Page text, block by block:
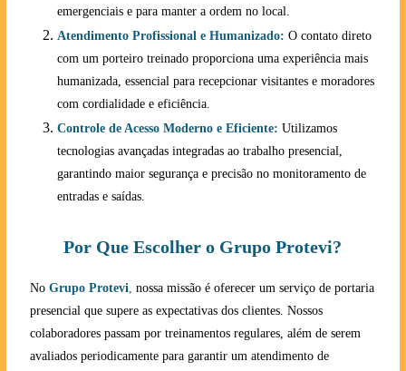
emergenciais e para manter a ordem no local.
Atendimento Profissional e Humanizado: O contato direto
com um porteiro treinado proporciona uma experiência mais
humanizada, essencial para recepcionar visitantes e moradores
com cordialidade e eficiência.
Controle de Acesso Moderno e Eficiente: Utilizamos
tecnologias avançadas integradas ao trabalho presencial,
garantindo maior segurança e precisão no monitoramento de
entradas e saídas.
Por Que Escolher o Grupo Protevi?
No Grupo Protevi, nossa missão é oferecer um serviço de portaria
presencial que supere as expectativas dos clientes. Nossos
colaboradores passam por treinamentos regulares, além de serem
avaliados periodicamente para garantir um atendimento de